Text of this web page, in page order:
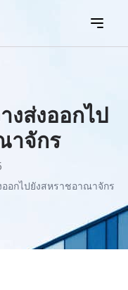
งส่งออกไป
าจักร
ออกไปยังสหราชอาณาจักร